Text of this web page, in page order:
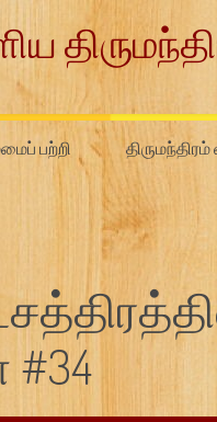
பற்றி